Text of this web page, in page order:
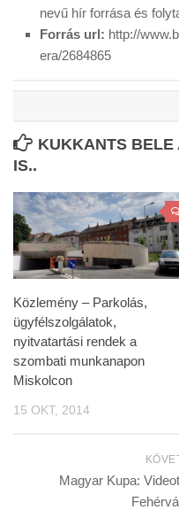
nevű hír forrása és
Forrás url: http://
era/2684865
KUKKANTS BELE
IS..
Közlemény – Parkolás,
ügyfélszolgálatok,
nyitvatartási rendek a
szombati munkanapon
Miskolcon
15 OKT, 2014
Magyar Kupa: